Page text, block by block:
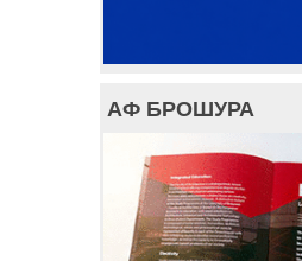
АФ БРОШУРА